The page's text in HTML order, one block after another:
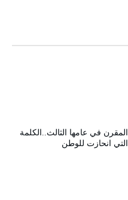
المقرن في عامها الثالث..الكلمة
التي انحازت للوطن